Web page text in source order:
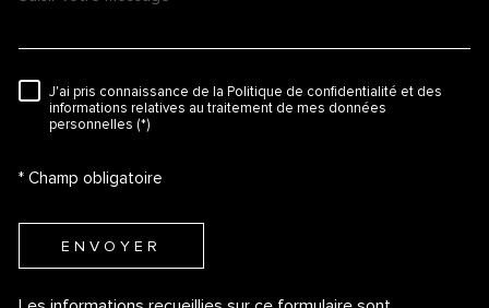
RÈGLEMENTATION
J'ai pris connaissance de la Politique de confidentialité et des
informations relatives au traitement de mes données
personnelles (*)
* Champ obligatoire
ENVOYER